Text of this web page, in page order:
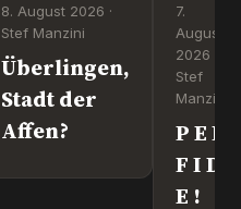
8. August 2026 ·
Stef Manzini
Überlingen,
Stadt der
Affen?
7.
August
2026 ·
Stef
Manzini
P E R
F I D
E !